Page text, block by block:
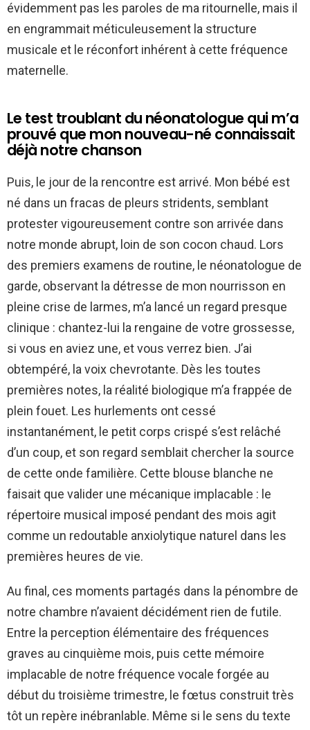
évidemment pas les paroles de ma ritournelle, mais il
en engrammait méticuleusement la structure
musicale et le réconfort inhérent à cette fréquence
maternelle.
Le test troublant du néonatologue qui m’a
prouvé que mon nouveau-né connaissait
déjà notre chanson
Puis, le jour de la rencontre est arrivé. Mon bébé est
né dans un fracas de pleurs stridents, semblant
protester vigoureusement contre son arrivée dans
notre monde abrupt, loin de son cocon chaud. Lors
des premiers examens de routine, le néonatologue de
garde, observant la détresse de mon nourrisson en
pleine crise de larmes, m’a lancé un regard presque
clinique : chantez-lui la rengaine de votre grossesse,
si vous en aviez une, et vous verrez bien. J’ai
obtempéré, la voix chevrotante. Dès les toutes
premières notes, la réalité biologique m’a frappée de
plein fouet. Les hurlements ont cessé
instantanément, le petit corps crispé s’est relâché
d’un coup, et son regard semblait chercher la source
de cette onde familière. Cette blouse blanche ne
faisait que valider une mécanique implacable : le
répertoire musical imposé pendant des mois agit
comme un redoutable anxiolytique naturel dans les
premières heures de vie.
Au final, ces moments partagés dans la pénombre de
notre chambre n’avaient décidément rien de futile.
Entre la perception élémentaire des fréquences
graves au cinquième mois, puis cette mémoire
implacable de notre fréquence vocale forgée au
début du troisième trimestre, le fœtus construit très
tôt un repère inébranlable. Même si le sens du texte